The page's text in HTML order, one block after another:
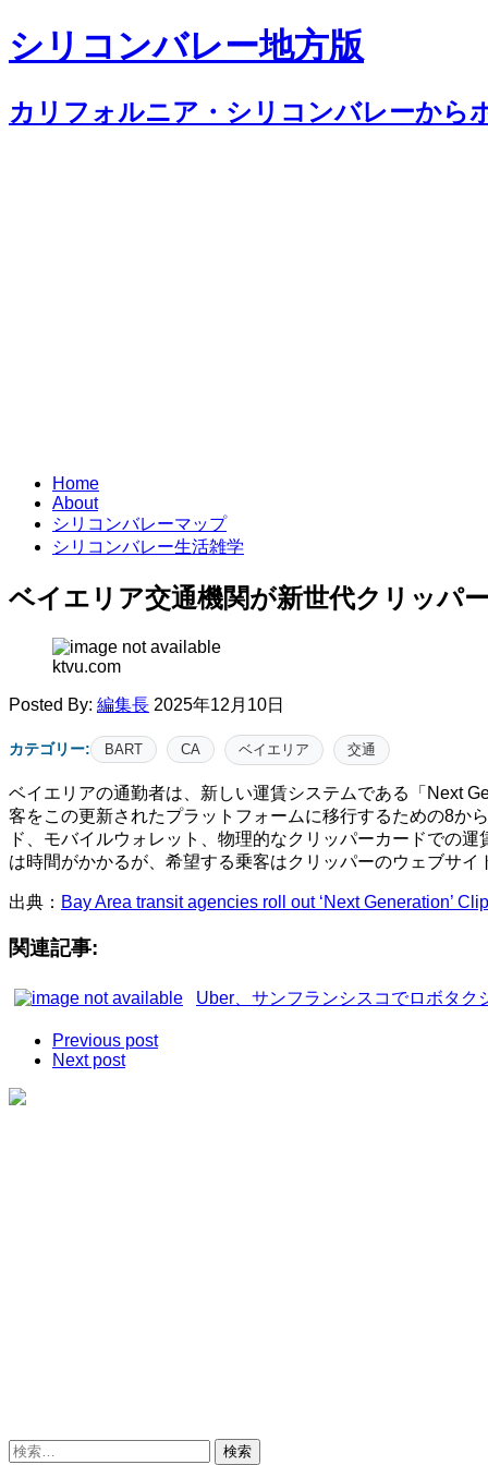
シリコンバレー地方版
カリフォルニア・シリコンバレーから
Home
About
シリコンバレーマップ
シリコンバレー生活雑学
ベイエリア交通機関が新世代クリッパ
ktvu.com
Posted By: 編集長 2025年12月10日
カテゴリー: BART CA ベイエリア 交通
ベイエリアの通勤者は、新しい運賃システムである「Next
客をこの更新されたプラットフォームに移行するための8か
ド、モバイルウォレット、物理的なクリッパーカードでの
は時間がかかるが、希望する乗客はクリッパーのウェブサ
出典： Bay Area transit agencies roll out ‘Next Generation’
関連記事:
Uber、サンフランシスコでロボタク
Previous post
Next post
検